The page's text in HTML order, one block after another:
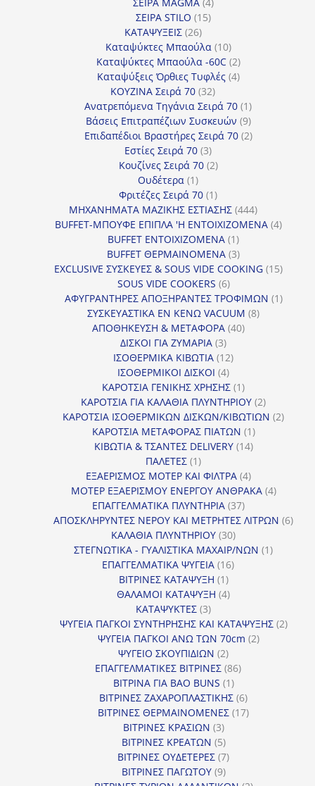
προϊόντα
ΣΕΙΡΑ STILO 1515
ΚΑΤΑΨΥΞΕΙΣ 2626
προϊόντα
Καταψύκτες Μπαούλα 1010
προϊόντα
Καταψύκτες Μπαούλα -60C 22
προϊόντα
Καταψύξεις Όρθιες Τυφλές 44
ΚΟΥΖΙΝΑ Σειρά 70 3232
προϊόντα
Ανατρεπόμενα Τηγάνια Σειρά 70 11
προϊόν
Βάσεις Επιτραπέζιων Συσκευών 99
προϊόντα
Επιδαπέδιοι Βραστήρες Σειρά 70 22
Εστίες Σειρά 70 33
προϊόντα
Κουζίνες Σειρά 70 22
Ουδέτερα 11
προϊόν
Φριτέζες Σειρά 70 11
προϊόν
ΜΗΧΑΝΗΜΑΤΑ ΜΑΖΙΚΗΣ ΕΣΤΙΑΣΗΣ 444444
προϊόντα
BUFFET-ΜΠΟΥΦΕ ΕΠΙΠΛΑ 'Η ΕΝΤΟΙΧΙΖΟΜΕΝΑ 44
BUFFET ΕΝΤΟΙΧΙΖΟΜΕΝΑ 11
προϊόν
BUFFET ΘΕΡΜΑΙΝΟΜΕΝΑ 33
προϊόντα
EXCLUSIVE ΣΥΣΚΕΥΕΣ & SOUS VIDE COOKING 1515
SOUS VIDE COOKERS 66
προϊόντα
ΑΦΥΓΡΑΝΤΗΡΕΣ ΑΠΟΞΗΡΑΝΤΕΣ ΤΡΟΦΙΜΩΝ 11
ΣΥΣΚΕΥΑΣΤΙΚΑ ΕΝ ΚΕΝΩ VACUUM 88
ΑΠΟΘΗΚΕΥΣΗ & ΜΕΤΑΦΟΡΑ 4040
ΔΙΣΚΟΙ ΓΙΑ ΖΥΜΑΡΙΑ 33
προϊόντα
ΙΣΟΘΕΡΜΙΚΑ ΚΙΒΩΤΙΑ 1212
ΙΣΟΘΕΡΜΙΚΟΙ ΔΙΣΚΟΙ 44
προϊόντα
ΚΑΡΟΤΣΙΑ ΓΕΝΙΚΗΣ ΧΡΗΣΗΣ 11
προϊόν
ΚΑΡΟΤΣΙΑ ΓΙΑ ΚΑΛΑΘΙΑ ΠΛΥΝΤΗΡΙΟΥ 22
προϊόντα
ΚΑΡΟΤΣΙΑ ΙΣΟΘΕΡΜΙΚΩΝ ΔΙΣΚΩΝ/ΚΙΒΩΤΙΩΝ 22
ΚΑΡΟΤΣΙΑ ΜΕΤΑΦΟΡΑΣ ΠΙΑΤΩΝ 11
προϊόν
ΚΙΒΩΤΙΑ & ΤΣΑΝΤΕΣ DELIVERY 1414
ΠΑΛΕΤΕΣ 11
προϊόν
ΕΞΑΕΡΙΣΜΟΣ ΜΟΤΕΡ ΚΑΙ ΦΙΛΤΡΑ 44
προϊόντα
ΜΟΤΕΡ ΕΞΑΕΡΙΣΜΟΥ ΕΝΕΡΓΟΥ ΑΝΘΡΑΚΑ 44
ΕΠΑΓΓΕΛΜΑΤΙΚΑ ΠΛΥΝΤΗΡΙΑ 3737
προϊόντα
ΑΠΟΣΚΛΗΡΥΝΤΕΣ ΝΕΡΟΥ ΚΑΙ ΜΕΤΡΗΤΕΣ ΛΙΤΡΩΝ 66
ΚΑΛΑΘΙΑ ΠΛΥΝΤΗΡΙΟΥ 3030
προϊόντα
ΣΤΕΓΝΩΤΙΚΑ - ΓΥΑΛΙΣΤΙΚΑ ΜΑΧΑΙΡ/ΝΩΝ 11
ΕΠΑΓΓΕΛΜΑΤΙΚΑ ΨΥΓΕΙΑ 1616
ΒΙΤΡΙΝΕΣ ΚΑΤΑΨΥΞΗ 11
προϊόν
ΘΑΛΑΜΟΙ ΚΑΤΑΨΥΞΗ 44
ΚΑΤΑΨΥΚΤΕΣ 33
προϊόντα
ΨΥΓΕΙΑ ΠΑΓΚΟΙ ΣΥΝΤΗΡΗΣΗΣ ΚΑΙ ΚΑΤΑΨΥΞΗΣ 22
ΨΥΓΕΙΑ ΠΑΓΚΟΙ ΑΝΩ ΤΩΝ 70cm 22
ΨΥΓΕΙΟ ΣΚΟΥΠΙΔΙΩΝ 22
προϊόντα
ΕΠΑΓΓΕΛΜΑΤΙΚΕΣ ΒΙΤΡΙΝΕΣ 8686
ΒΙΤΡΙΝΑ ΓΙΑ BAO BUNS 11
προϊόν
ΒΙΤΡΙΝΕΣ ΖΑΧΑΡΟΠΛΑΣΤΙΚΗΣ 66
προϊόντα
ΒΙΤΡΙΝΕΣ ΘΕΡΜΑΙΝΟΜΕΝΕΣ 1717
ΒΙΤΡΙΝΕΣ ΚΡΑΣΙΩΝ 33
προϊόντα
ΒΙΤΡΙΝΕΣ ΚΡΕΑΤΩΝ 55
προϊόντα
ΒΙΤΡΙΝΕΣ ΟΥΔΕΤΕΡΕΣ 77
ΒΙΤΡΙΝΕΣ ΠΑΓΩΤΟΥ 99